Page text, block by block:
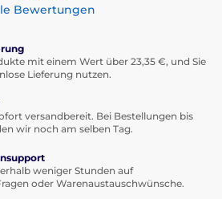
Bewertungen
mit einem Wert über 23,35 €, und Sie
Lieferung nutzen.
versandbereit. Bei Bestellungen bis
wir noch am selben Tag.
weniger Stunden auf
oder Warenaustauschwünsche.